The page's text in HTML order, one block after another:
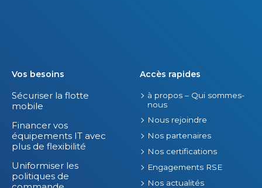
Vos besoins
Sécuriser la flotte
mobile
Financer vos
équipements IT avec
plus de flexibilité
Uniformiser les
politiques de
Accès rapides
à propos – Qui sommes-
nous
Nous rejoindre
Nos partenaires
Nos certifications
Engagements RSE
Nos actualités